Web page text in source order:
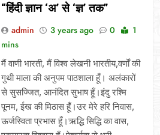
“हिंदी ज्ञान ‘अ’ से ‘ज्ञ’ तक”
admin 3 years ago 0
1
mins
मैं वाणी भारती, मैं विश्व लेखनी भारतीय,वर्णों की
गुथी माला की अनुपम पाठशाला हूँ। अलंकारों
से सुसज्जित, आनंदित सुभाष हूँ।इंदु रश्मि
पूनम, ईख की मिठास हूँ।उर मेरे हरि निवास,
ऊर्जस्विता प्रभास हूँ।ऋद्धि सिद्धि का वास,